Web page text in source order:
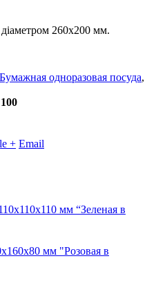
діаметром 260х200 мм.
Бумажная одноразовая посуда,
+ Email
мм “Зеленая в
мм "Розовая в